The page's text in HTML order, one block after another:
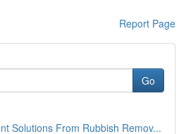
Report Page
Go
Solutions From Rubbish Remov...